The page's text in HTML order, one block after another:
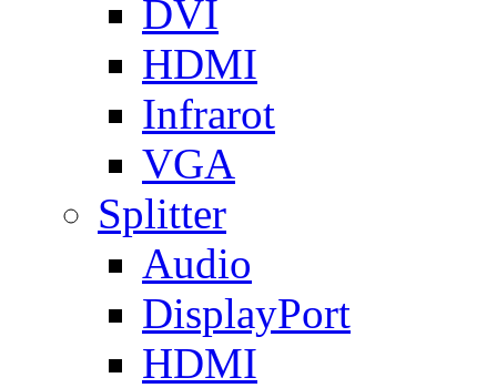
DVI
HDMI
Infrarot
VGA
Splitter
Audio
DisplayPort
HDMI